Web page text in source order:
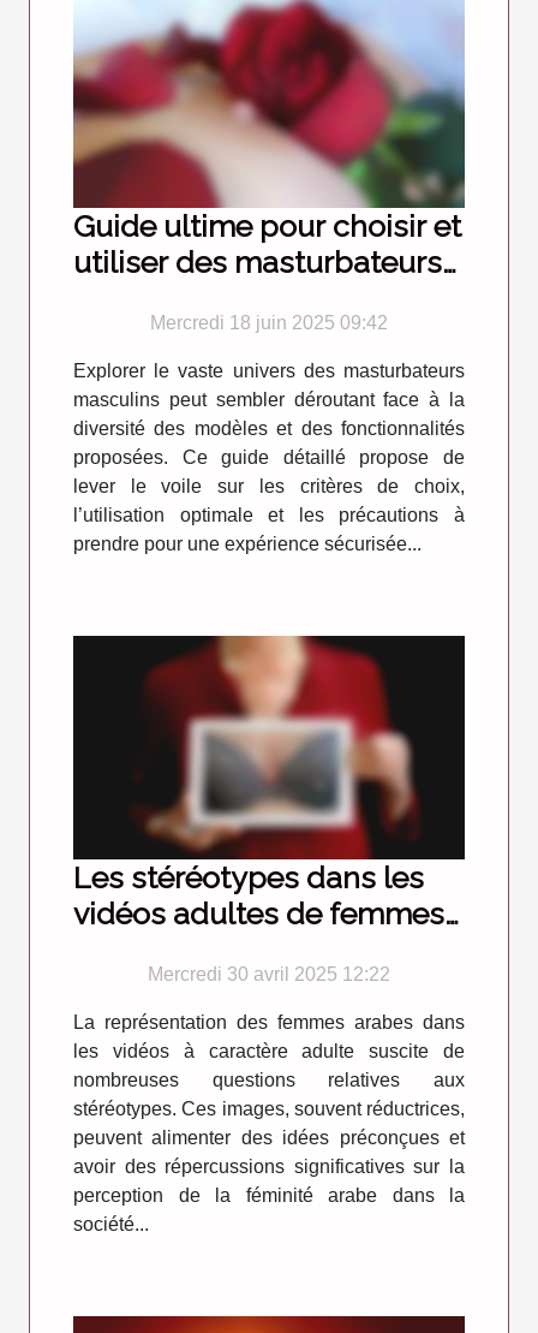
Guide ultime pour choisir et
utiliser des masturbateurs
Mercredi 18 juin 2025 09:42
Explorer le vaste univers des masturbateurs
masculins peut sembler déroutant face à la
diversité des modèles et des fonctionnalités
proposées. Ce guide détaillé propose de
lever le voile sur les critères de choix,
l’utilisation optimale et les précautions à
prendre pour une expérience sécurisée...
Les stéréotypes dans les
vidéos adultes de femmes
Mercredi 30 avril 2025 12:22
La représentation des femmes arabes dans
les vidéos à caractère adulte suscite de
nombreuses questions relatives aux
stéréotypes. Ces images, souvent réductrices,
peuvent alimenter des idées préconçues et
avoir des répercussions significatives sur la
perception de la féminité arabe dans la
société...